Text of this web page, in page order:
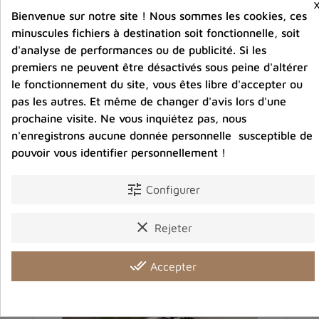
Partager :
Description Détails du produit Avis clients
Bienvenue sur notre site ! Nous sommes les cookies, ces
minuscules fichiers à destination soit fonctionnelle, soit
d'analyse de performances ou de publicité. Si les
premiers ne peuvent être désactivés sous peine d'altérer
le fonctionnement du site, vous êtes libre d'accepter ou
pas les autres. Et même de changer d'avis lors d'une
prochaine visite. Ne vous inquiétez pas, nous
n'enregistrons aucune donnée personnelle susceptible de
pouvoir vous identifier personnellement !
tune Configurer
clear Rejeter
done_all Accepter